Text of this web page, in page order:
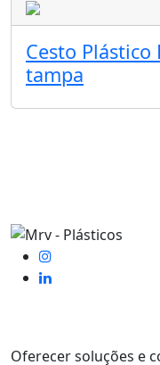
Cesto
tampa
Oferecer soluções e